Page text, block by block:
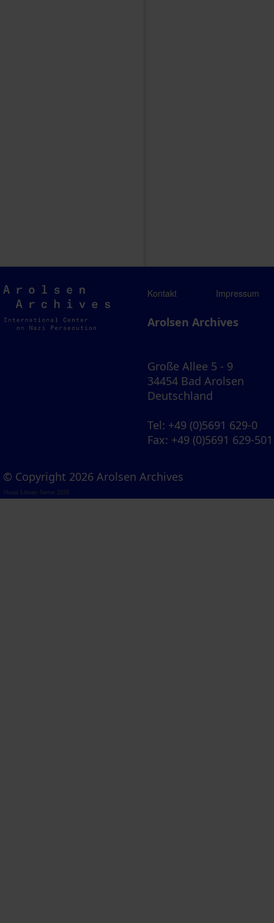
Arolsen
Archives
Kontakt Impressum
Arolsen Archives
Große Allee 5 - 9
34454 Bad Arolsen
Deutschland
Tel: +49 (0)5691 629-0
Fax: +49 (0)5691 629-501
© Copyright 2026 Arolsen Archives
Visual Library Server 2026